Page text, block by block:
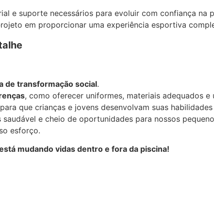
e suporte necessários para evoluir com confiança na
em proporcionar uma experiência esportiva
de transformação social.
, como oferecer uniformes, materiais adequados e
para que crianças e jovens desenvolvam suas
e cheio de oportunidades para nossos
esforço.
mudando vidas dentro e fora da piscina!